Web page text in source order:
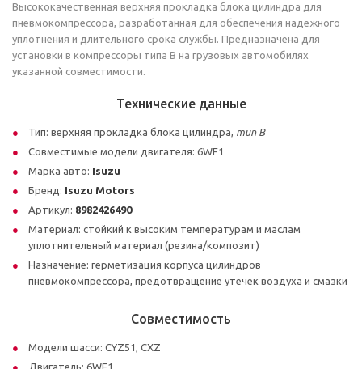
Высококачественная верхняя прокладка блока цилиндра для
пневмокомпрессора, разработанная для обеспечения надежного
уплотнения и длительного срока службы. Предназначена для
установки в компрессоры типа B на грузовых автомобилях
указанной совместимости.
Технические данные
Тип: верхняя прокладка блока цилиндра, тип B
Совместимые модели двигателя: 6WF1
Марка авто: Isuzu
Бренд: Isuzu Motors
Артикул: 8982426490
Материал: стойкий к высоким температурам и маслам
уплотнительный материал (резина/композит)
Назначение: герметизация корпуса цилиндров
пневмокомпрессора, предотвращение утечек воздуха и смазки
Совместимость
Модели шасси: CYZ51, CXZ
Двигатель: 6WF1